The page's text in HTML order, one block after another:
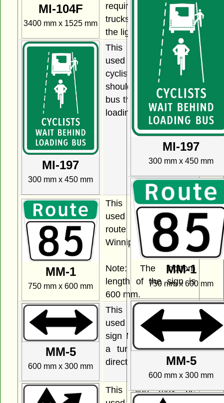
MI-104F
3400 mm x 1525 mm
requirement for all
trucks to report when
the lights are flashing.
MI-197
300 mm x 450 mm
This sign may be
used to indicate to
cyclists that they
should wait behind a
bus that is stopped for
loading passengers.
MM-1
750 mm x 600 mm
This sign may be
used to indicate a
route in the City of
Winnipeg.
Note: The bottom
length of the sign is
600 mm.
MM-5
600 mm x 300 mm
This sign may be
used together with
sign MM-1 to indicate
a turn or change of
direction in a route.
This sign may be
MI-197
300 mm x 450 mm
MM-1
750 mm x 600 mm
MM-5
600 mm x 300 mm